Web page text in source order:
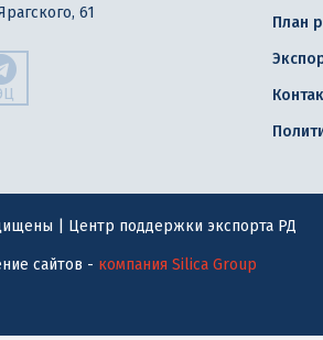
61
План
| Центр поддержки экспорта РД
сайтов - компания Silica Group